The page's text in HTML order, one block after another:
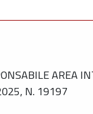
AREA
N. 19197